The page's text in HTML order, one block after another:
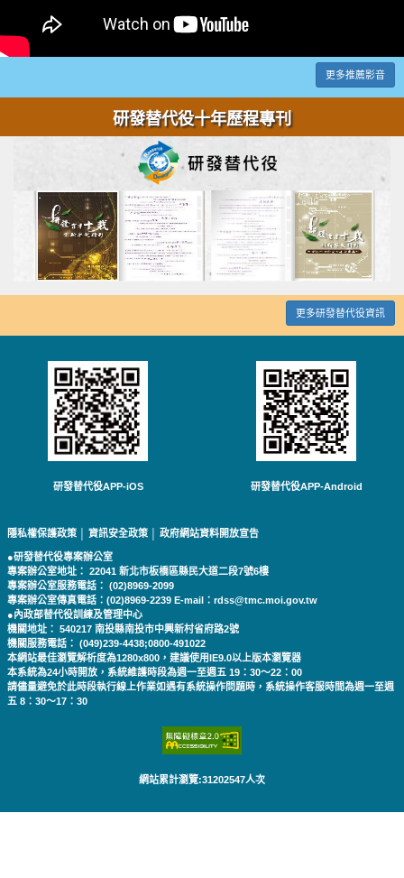
更多推薦影音
研發替代役十年歷程專刊
更多研發替代役資訊
研發替代役APP-iOS 研發替代役APP-Android
隱私權保護政策 資訊安全政策 政府網站資料開放宣告
●研發替代役專案辦公室
專案辦公室地址： 22041 新北市板橋區縣民大道二段7號6樓
專案辦公室服務電話： (02)8969-2099
專案辦公室傳真電話：(02)8969-2239 E-mail：rdss@tmc.moi.gov.tw
●內政部替代役訓練及管理中心
機關地址： 540217 南投縣南投市中興新村省府路2號
機關服務電話： (049)239-4438;0800-491022
本網站最佳瀏覽解析度為1280x800，建議使用IE9.0以上版本瀏覽器
本系統為24小時開放，系統維護時段為週一至週五 19：30～22：00
請儘量避免於此時段執行線上作業如遇有系統操作問題時，系統操作客服時間為週一至週
五 8：30～17：30
網站累計瀏覽:31202547人次